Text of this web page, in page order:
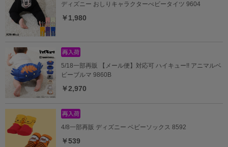
ディズニー おしりキャラクターべビータイツ 9604
￥1,980
5/18一部再販 【メール便】対応可 ハイキュー!! アニマルベ
ビーブルマ 9860B
￥2,970
4/8一部再販 ディズニー ベビーソックス 8592
￥539